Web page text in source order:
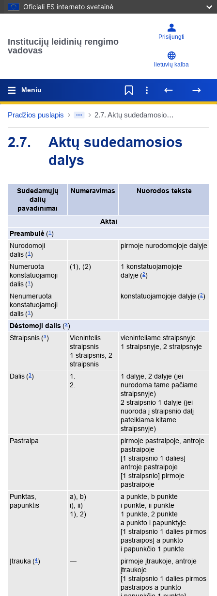
Oficiali ES interneto svetainė
Institucijų leidinių rengimo
vadovas
Prisijungti
lietuvių kalba
Meniu
Pradžios puslapis 2.7. Aktų sudedamosios dalys